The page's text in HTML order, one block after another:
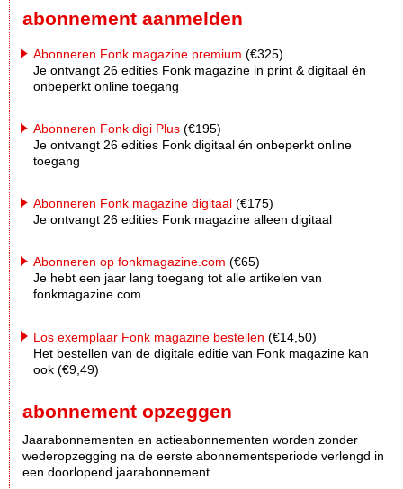
abonnement aanmelden
Abonneren Fonk magazine premium (€325)
Je ontvangt 26 edities Fonk magazine in print & digitaal én
onbeperkt online toegang
Abonneren Fonk digi Plus (€195)
Je ontvangt 26 edities Fonk digitaal én onbeperkt online
toegang
Abonneren Fonk magazine digitaal (€175)
Je ontvangt 26 edities Fonk magazine alleen digitaal
Abonneren op fonkmagazine.com (€65)
Je hebt een jaar lang toegang tot alle artikelen van
fonkmagazine.com
Los exemplaar Fonk magazine bestellen (€14,50)
Het bestellen van de digitale editie van Fonk magazine kan
ook (€9,49)
abonnement opzeggen
Jaarabonnementen en actieabonnementen worden zonder
wederopzegging na de eerste abonnementsperiode verlengd in
een doorlopend jaarabonnement.